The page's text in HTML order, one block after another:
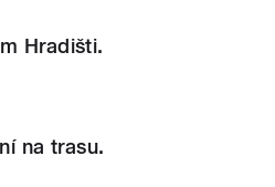
Hradišti.
na trasu.